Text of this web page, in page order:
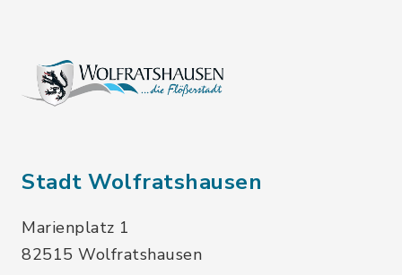
Stadt Wolfratshausen
Marienplatz 1
82515 Wolfratshausen